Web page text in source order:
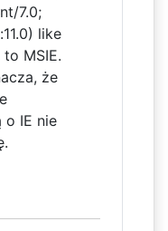
7.0;
like
to MSIE.
że
o IE nie